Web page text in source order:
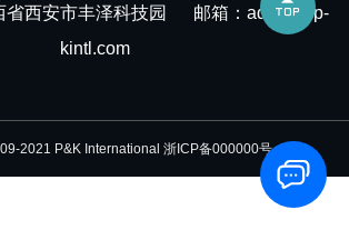
西安市丰泽科技园 邮箱： admin@p-
kintl.com
2021 P&K International 浙ICP备000000号
